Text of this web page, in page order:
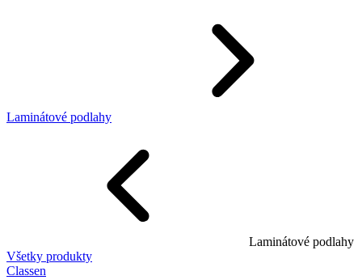
Laminátové podlahy
Laminátové podlahy
Všetky produkty
Classen